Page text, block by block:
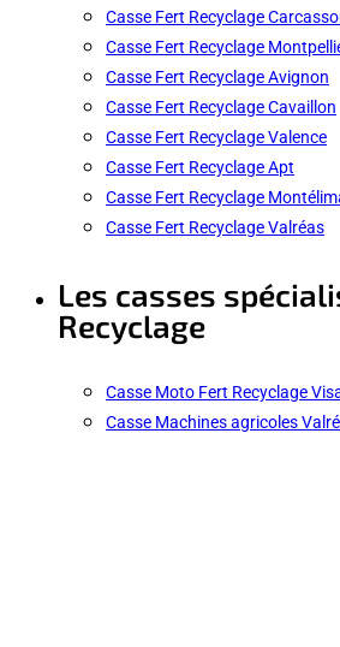
Casse Fert Recyclage
Casse Fert Recyclage
Casse Fert Recyclage Avignon
Casse Fert Recyclage Cavaillon
Casse Fert Recyclage Valence
Casse Fert Recyclage Apt
Casse Fert Recyclage
Casse Fert Recyclage Valréas
Les casses
Recyclage
Casse Moto Fert Recyclage
Casse Machines agricoles